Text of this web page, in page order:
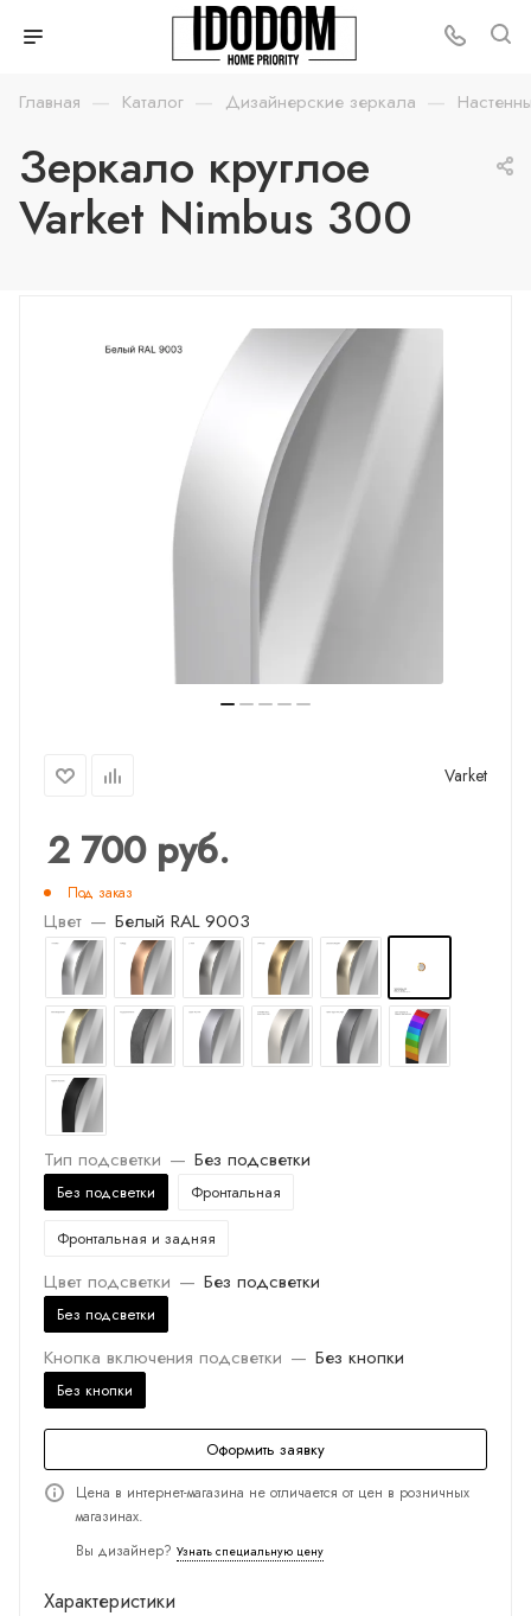
Главная — Каталог — Дизайнерские зеркала —
Зеркало круглое
Varket Nimbus 300
Varket
2 700руб.
Под заказ
Цвет — Белый RAL 9003
Тип подсветки — Без подсветки
Без подсветки Фронтальная
Фронтальная и задняя
Цвет подсветки — Без подсветки
Без подсветки
Кнопка включения подсветки — Без кнопки
Без кнопки
Оформить заявку
Цена в интернет-магазина не отличается от цен в розничных
магазинах.
Вы дизайнер? Узнать специальную цену
Характеристики